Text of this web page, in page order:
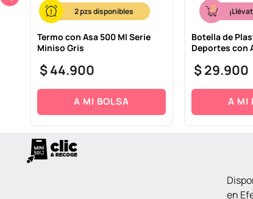
2
Termo con Asa 500 Ml Serie
Miniso Gris
$44.900
A MI BOLSA
Botella de
Deportes con
$29.900
A MI
en